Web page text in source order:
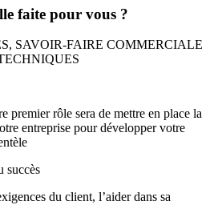
de communication et de prospection
stand salon…) et développe la partie
internet, newsletters, enquêtes de
actualités de la marque et des agences
Une communication locale dédiée
mise en place (ouverture, portes
faite pour vous ?
SAVOIR-FAIRE COMMERCIALE
premier rôle sera de mettre en place la
entreprise pour développer votre
succès
du client, l’aider dans sa